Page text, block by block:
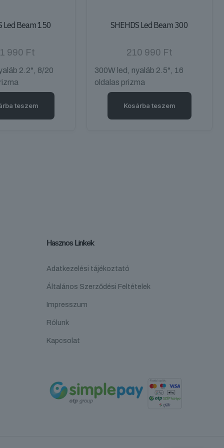
Led Beam 150
990 Ft
2.2°, 8/20
teszem
SHEHDS Led Beam 300
210 990 Ft
300W led, nyaláb 2.5°, 16
oldalas prizma
Kosárba teszem
Hasznos Linkek
Adatkezelési tájékoztató
Általános Szerződési Feltételek
Impresszum
Rólunk
Kapcsolat